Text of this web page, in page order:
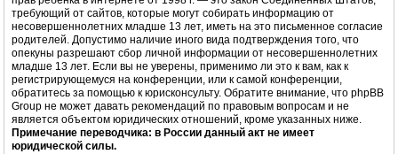
требующий от сайтов, которые могут собирать информацию от
несовершеннолетних младше 13 лет, иметь на это письменное согласие
родителей. Допустимо наличие иного вида подтверждения того, что
опекуны разрешают сбор личной информации от несовершеннолетних
младше 13 лет. Если вы не уверены, применимо ли это к вам, как к
регистрирующемуся на конференции, или к самой конференции,
обратитесь за помощью к юрисконсульту. Обратите внимание, что phpBB
Group не может давать рекомендаций по правовым вопросам и не
является объектом юридических отношений, кроме указанных ниже.
Примечание переводчика: в России данный акт не имеет
юридической силы.